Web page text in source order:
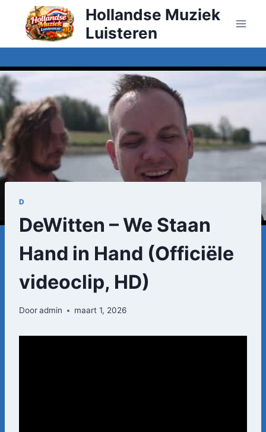
Doorgaan
inhoud
Hollandse Muziek
Luisteren
D
DeWitten – We Staan
Hand in Hand (Officiële
videoclip, HD)
Dooradmin maart 1, 2026